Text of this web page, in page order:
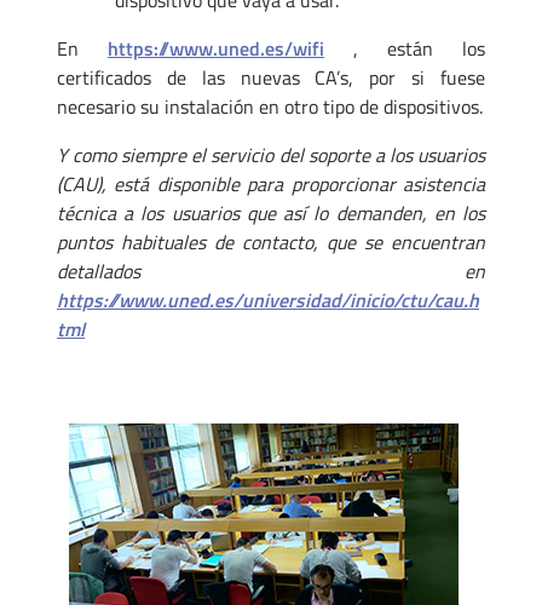
En https://www.uned.es/wifi , están los
certificados de las nuevas CA’s, por si fuese
necesario su instalación en otro tipo de dispositivos.
Y como siempre el servicio del soporte a los usuarios
(CAU), está disponible para proporcionar asistencia
técnica a los usuarios que así lo demanden, en los
puntos habituales de contacto, que se encuentran
detallados en
https://www.uned.es/universidad/inicio/ctu/cau.h
tml